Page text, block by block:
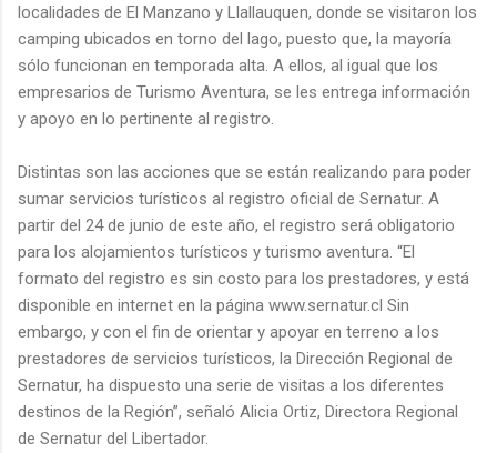
localidades de El Manzano y Llallauquen, donde se visitaron los
camping ubicados en torno del lago, puesto que, la mayoría
sólo funcionan en temporada alta. A ellos, al igual que los
empresarios de Turismo Aventura, se les entrega información
y apoyo en lo pertinente al registro.
Distintas son las acciones que se están realizando para poder
sumar servicios turísticos al registro oficial de Sernatur. A
partir del 24 de junio de este año, el registro será obligatorio
para los alojamientos turísticos y turismo aventura. “El
formato del registro es sin costo para los prestadores, y está
disponible en internet en la página www.sernatur.cl Sin
embargo, y con el fin de orientar y apoyar en terreno a los
prestadores de servicios turísticos, la Dirección Regional de
Sernatur, ha dispuesto una serie de visitas a los diferentes
destinos de la Región”, señaló Alicia Ortiz, Directora Regional
de Sernatur del Libertador.